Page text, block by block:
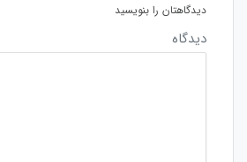
دیدگاهتان را بنویسید
دیدگاه